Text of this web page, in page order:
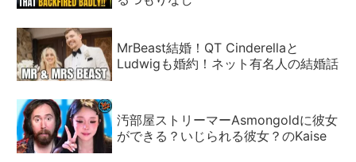
MrBeast結婚！QT Cinderellaと
Ludwigも婚約！ネット有名人の結婚話
汚部屋ストリーマーAsmongoldに彼女
ができる？いじられる彼女？のKaise